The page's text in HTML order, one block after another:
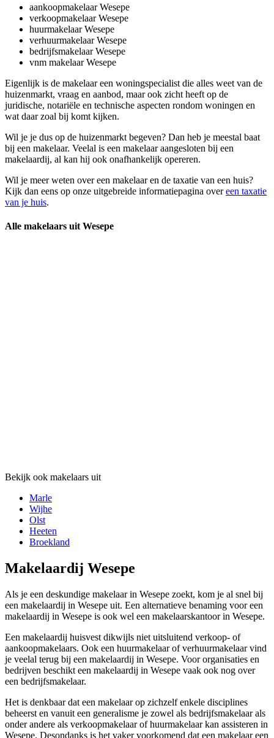
aankoopmakelaar Wesepe
verkoopmakelaar Wesepe
huurmakelaar Wesepe
verhuurmakelaar Wesepe
bedrijfsmakelaar Wesepe
vnm makelaar Wesepe
Eigenlijk is de makelaar een woningspecialist die alles weet van de
huizenmarkt, vraag en aanbod, maar ook zicht heeft op de
juridische, notariële en technische aspecten rondom woningen en
wat daar zoal bij komt kijken.
Wil je je dus op de huizenmarkt begeven? Dan heb je meestal baat
bij een makelaar. Veelal is een makelaar aangesloten bij een
makelaardij, al kan hij ook onafhankelijk opereren.
Wil je meer weten over een makelaar en de taxatie van een huis?
Kijk dan eens op onze uitgebreide informatiepagina overeen taxatie
van je huis.
Alle makelaars uit Wesepe
Bekijk ook makelaars uit
Marle
Wijhe
Olst
Heeten
Broekland
Makelaardij Wesepe
Als je een deskundige makelaar in Wesepe zoekt, kom je al snel bij
een makelaardij in Wesepe uit. Een alternatieve benaming voor een
makelaardij in Wesepe is ook wel een makelaarskantoor in Wesepe.
Een makelaardij huisvest dikwijls niet uitsluitend verkoop- of
aankoopmakelaars. Ook een huurmakelaar of verhuurmakelaar vind
je veelal terug bij een makelaardij in Wesepe. Voor organisaties en
bedrijven beschikt een makelaardij in Wesepe vaak ook nog over
een bedrijfsmakelaar.
Het is denkbaar dat een makelaar op zichzelf enkele disciplines
beheerst en vanuit een generalisme je zowel als bedrijfsmakelaar als
onder andere als verkoopmakelaar of huurmakelaar kan assisteren in
Wesepe. Desondanks is het vaker voorkomend dat een makelaar een